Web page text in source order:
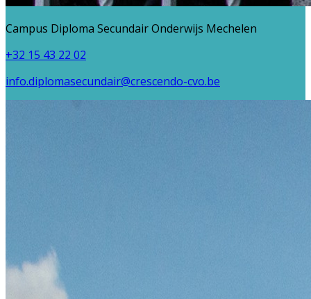
Campus Diploma Secundair Onderwijs Mechelen
+32 15 43 22 02
info.diplomasecundair@crescendo-cvo.be